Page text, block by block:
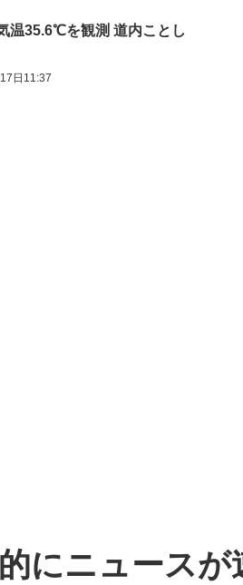
温35.6℃を観測 道内ことし
日11:37
にニュースが